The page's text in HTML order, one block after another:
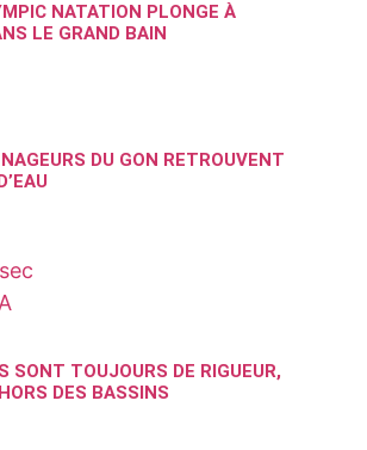
NATATION PLONGE À
LE GRAND BAIN
DU GON RETROUVENT
SONT TOUJOURS DE RIGUEUR,
DES BASSINS